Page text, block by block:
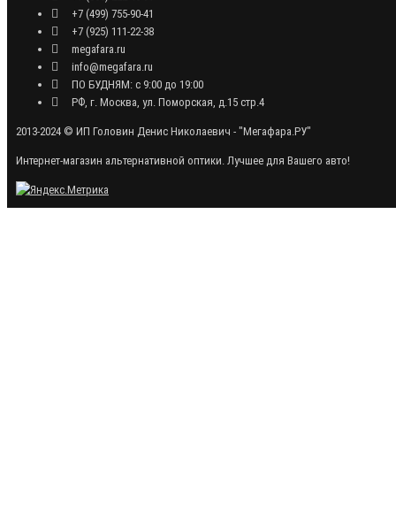
+7 (499) 755-90-41
+7 (925) 111-22-38
megafara.ru
info@megafara.ru
ПО БУДНЯМ: с 9:00 до 19:00
РФ, г. Москва, ул. Поморская, д.15 стр.4
2013-2024 © ИП Головин Денис Николаевич - "Мегафара.РУ"
Интернет-магазин альтернативной оптики. Лучшее для Вашего авто!